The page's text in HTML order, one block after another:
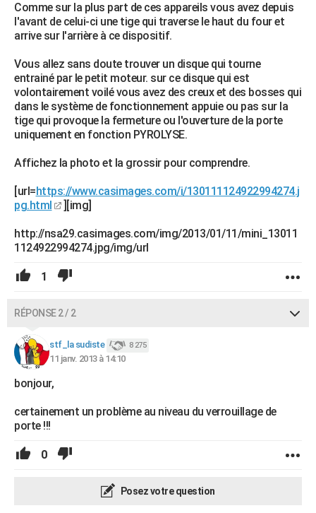
Comme sur la plus part de ces appareils vous avez depuis
l'avant de celui-ci une tige qui traverse le haut du four et
arrive sur l'arrière à ce dispositif.
Vous allez sans doute trouver un disque qui tourne
entrainé par le petit moteur. sur ce disque qui est
volontairement voilé vous avez des creux et des bosses qui
dans le système de fonctionnement appuie ou pas sur la
tige qui provoque la fermeture ou l'ouverture de la porte
uniquement en fonction PYROLYSE.
Affichez la photo et la grossir pour comprendre.
[url=https://www.casimages.com/i/130111124922994274.j
pg.html
][img]
http://nsa29.casimages.com/img/2013/01/11/mini_13011
1124922994274.jpg/img/url
1
RÉPONSE 2 / 2
stf_la sudiste 8 275
11 janv. 2013 à 14:10
bonjour,
certainement un problème au niveau du verrouillage de
porte !!!
0
Posez votre question